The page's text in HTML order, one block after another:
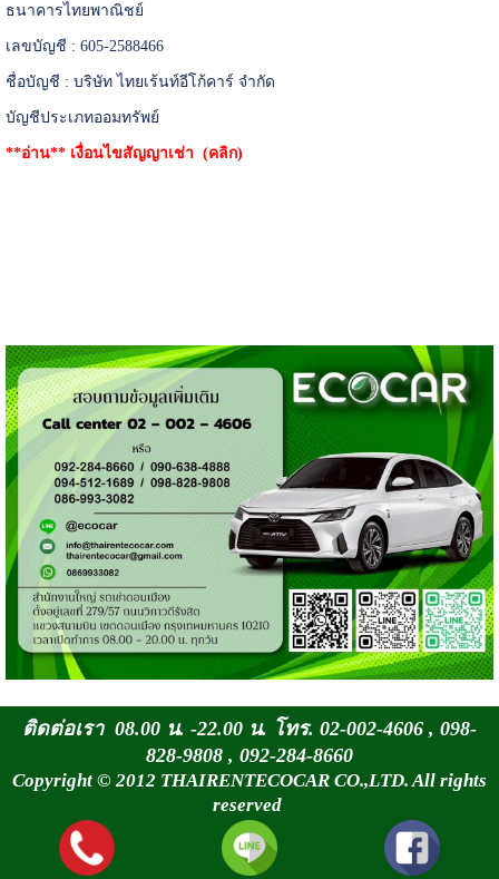
ธนาคารไทยพาณิชย์
เลขบัญชี : 605-2588466
ชื่อบัญชี : บริษัท ไทยเร้นท์อีโก้คาร์ จำกัด
บัญชีประเภทออมทรัพย์
**อ่าน** เงื่อนไขสัญญาเช่า (คลิก)
ติดต่อเรา 08.00 น. -22.00 น. โทร. 02-002-4606 , 098-
828-9808 , 092-284-8660
Copyright © 2012 THAIRENTECOCAR CO.,LTD. All rights
reserved